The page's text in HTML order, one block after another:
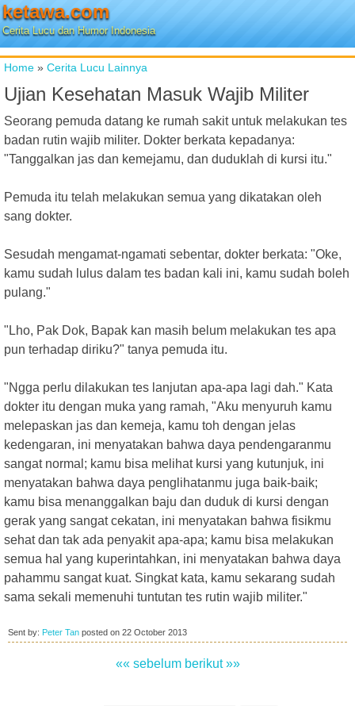
ketawa.com
Cerita Lucu dan Humor Indonesia
Home » Cerita Lucu Lainnya
Ujian Kesehatan Masuk Wajib Militer
Seorang pemuda datang ke rumah sakit untuk melakukan tes
badan rutin wajib militer. Dokter berkata kepadanya:
"Tanggalkan jas dan kemejamu, dan duduklah di kursi itu."
Pemuda itu telah melakukan semua yang dikatakan oleh
sang dokter.
Sesudah mengamat-ngamati sebentar, dokter berkata: "Oke,
kamu sudah lulus dalam tes badan kali ini, kamu sudah boleh
pulang."
"Lho, Pak Dok, Bapak kan masih belum melakukan tes apa
pun terhadap diriku?" tanya pemuda itu.
"Ngga perlu dilakukan tes lanjutan apa-apa lagi dah." Kata
dokter itu dengan muka yang ramah, "Aku menyuruh kamu
melepaskan jas dan kemeja, kamu toh dengan jelas
kedengaran, ini menyatakan bahwa daya pendengaranmu
sangat normal; kamu bisa melihat kursi yang kutunjuk, ini
menyatakan bahwa daya penglihatanmu juga baik-baik;
kamu bisa menanggalkan baju dan duduk di kursi dengan
gerak yang sangat cekatan, ini menyatakan bahwa fisikmu
sehat dan tak ada penyakit apa-apa; kamu bisa melakukan
semua hal yang kuperintahkan, ini menyatakan bahwa daya
pahammu sangat kuat. Singkat kata, kamu sekarang sudah
sama sekali memenuhi tuntutan tes rutin wajib militer."
Sent by: Peter Tan posted on 22 October 2013
«« sebelum berikut »»